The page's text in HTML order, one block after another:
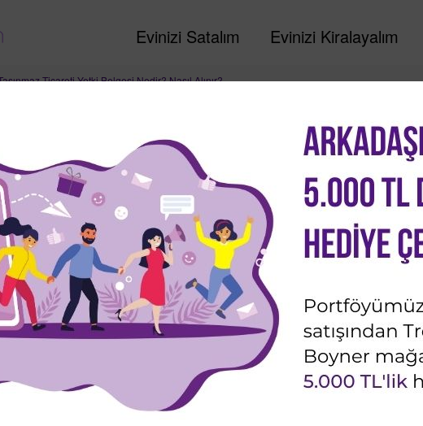
Evinizi Satalım Evinizi Kiralayalım
Ticareti Yetki Belgesi Nedir? Nasıl Alınır?
Yetki Belgesi Nedir? Nasıl
Emlak Emlak Haberleri Son güncelleme: 21 Mayıs 2023